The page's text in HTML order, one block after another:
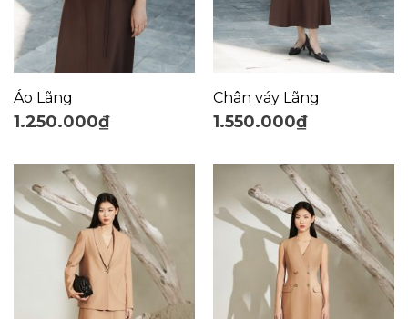
Áo Lãng
1.250.000₫
Chân váy Lãng
1.550.000₫